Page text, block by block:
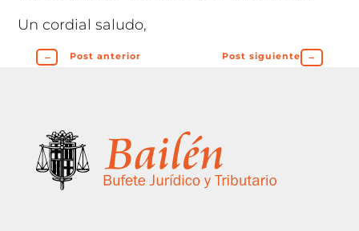
Un cordial saludo,
← Post anterior Post siguiente →